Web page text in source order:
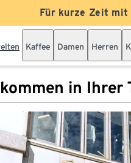
Für kurze Zeit mit
Kaffee Damen Herren
in Ihrer